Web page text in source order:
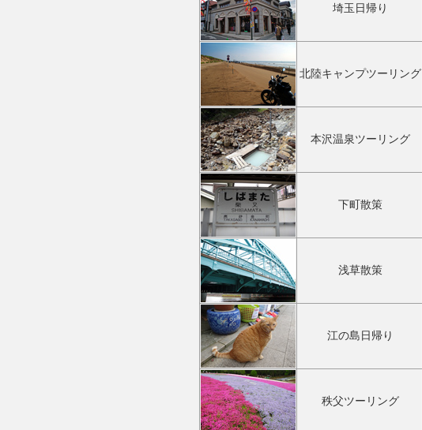
埼玉日帰り
北陸キャンプツーリング
本沢温泉ツーリング
下町散策
浅草散策
江の島日帰り
秩父ツーリング